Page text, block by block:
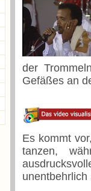
der
Gefäßes an
Es kommt
tanzen,
unentbehrlich